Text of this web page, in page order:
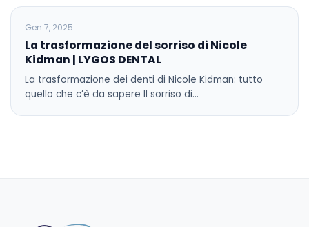
BLOG
Gen 7, 2025
La trasformazione del sorriso di Nicole
Kidman | LYGOS DENTAL
La trasformazione dei denti di Nicole Kidman: tutto
quello che c’è da sapere Il sorriso di…